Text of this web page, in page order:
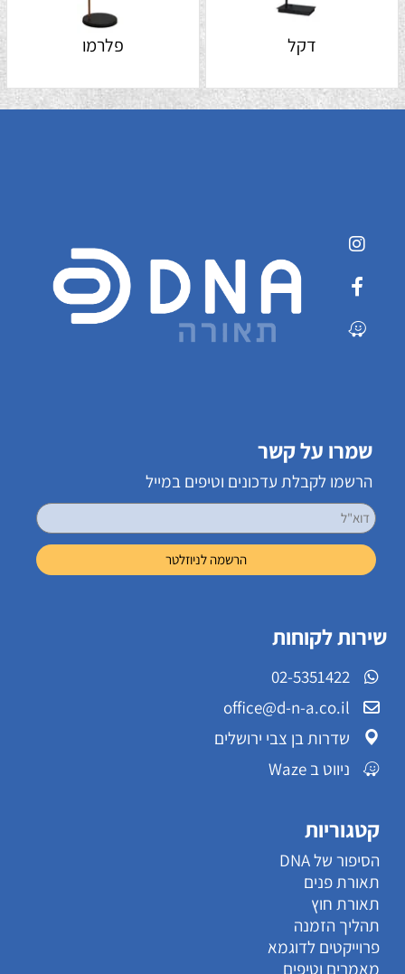
דקל פלרמו
שמרו על קשר
הרשמו לקבלת עדכונים וטיפים במייל
שירות לקוחות
02-5351422
office@d-n-a.co.il
שדרות בן צבי ירושלים
ניווט ב Waze
קטגוריות
הסיפור של DNA
תאורת פנים
תאורת חוץ
תהליך הזמנה
פרוייקטים לדוגמא
מאמרים וטיפים